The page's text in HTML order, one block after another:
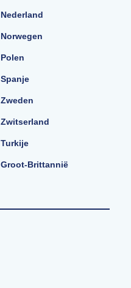
Nederland
Norwegen
Polen
Spanje
Zweden
Zwitserland
Turkije
Groot-Brittannië